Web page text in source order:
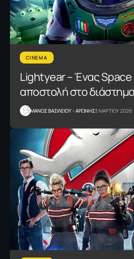
CINEMA
Lightyear – Ένας Space
αποστολή στο διάστημα
ΜΑΝΟΣ ΒΑΣΙΛΕΙΟΥ - ΑΡΩΝΗΣ3 ΜΑΡΤΙΟΥ 2026